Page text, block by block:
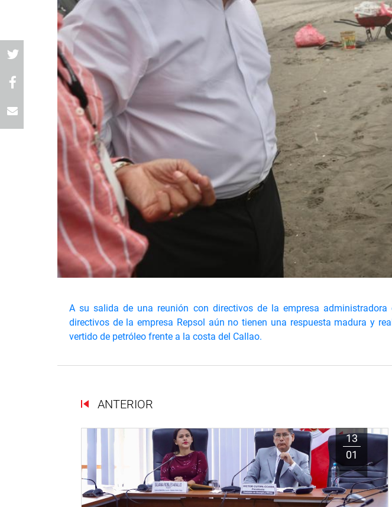
A su salida de una reunión con directivos de la empresa
directivos de la empresa Repsol aún no tienen una respuesta madura y
vertido de petróleo frente a la costa del Callao.
ANTERIOR
13
01